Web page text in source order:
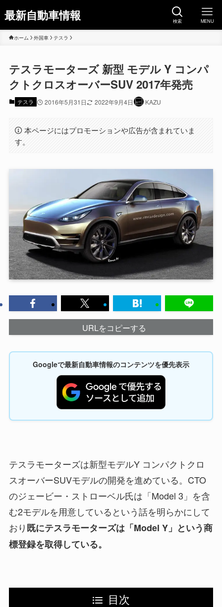
最新自動車情報 検索 MENU
ホーム 外国車 テスラ
テスラモーターズ 新型 モデル Y コンパ
クトクロスオーバーSUV 2017年発売
テスラ 2016年5月31日 2022年9月4日 KAZU
本ページにはプロモーションや広告が含まれていま
す。
URLをコピーする
Googleで最新自動車情報のコンテンツを優先表示
テスラモーターズは新型モデルY コンパクトクロ
スオーバーSUVモデルの開発を進めている。CTO
のジェービー・ストローベル氏は「Model 3」を含
む2モデルを用意しているという話を明らかにして
おり既にテスラモーターズは「Model Y」という商
標登録を取得している。
目次